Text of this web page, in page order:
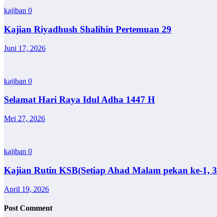
kajiban 0
Kajian Riyadhush Shalihin Pertemuan 29
Juni 17, 2026
kajiban 0
Selamat Hari Raya Idul Adha 1447 H
Mei 27, 2026
kajiban 0
Kajian Rutin KSB(Setiap Ahad Malam pekan ke-1,
April 19, 2026
Post Comment